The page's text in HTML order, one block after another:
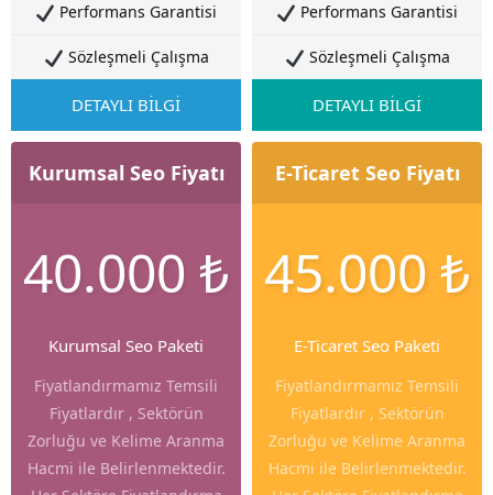
Performans Garantisi
Sözleşmeli Çalışma
DETAYLI BİLGİ
Performans Garantisi
Sözleşmeli Çalışma
DETAYLI BİLGİ
Kurumsal Seo Fiyatı
40.000 ₺
Kurumsal Seo Paketi
Fiyatlandırmamız Temsili
Fiyatlardır , Sektörün
Zorluğu ve Kelime Aranma
Hacmi ile Belirlenmektedir.
E-Ticaret Seo Fiyatı
45.000 ₺
E-Ticaret Seo Paketi
Fiyatlandırmamız Temsili
Fiyatlardır , Sektörün
Zorluğu ve Kelime Aranma
Hacmi ile Belirlenmektedir.